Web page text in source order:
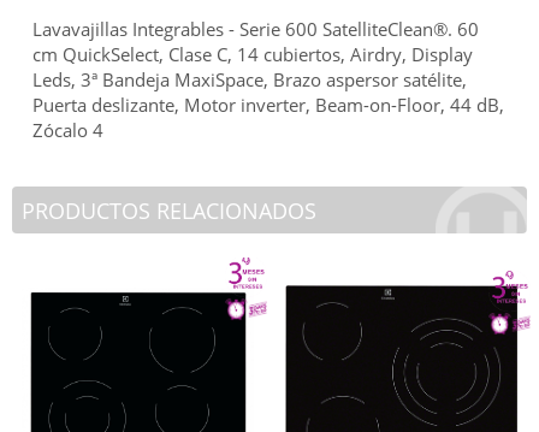
Lavavajillas Integrables - Serie 600 SatelliteClean®. 60
cm QuickSelect, Clase C, 14 cubiertos, Airdry, Display
Leds, 3ª Bandeja MaxiSpace, Brazo aspersor satélite,
Puerta deslizante, Motor inverter, Beam-on-Floor, 44 dB,
Zócalo 4
PRODUCTOS RELACIONADOS